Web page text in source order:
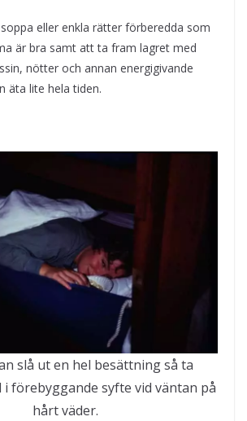
eller enkla rätter förberedda som
är bra samt att ta fram lagret med
nötter och annan energigivande
äta lite hela tiden.
slå ut en hel besättning så ta
i förebyggande syfte vid väntan på
hårt väder.